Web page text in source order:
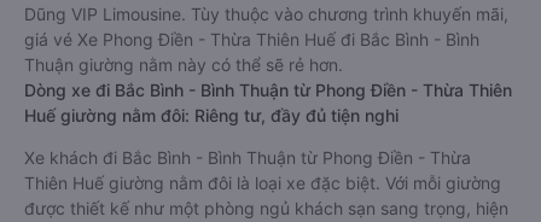
Dũng VIP Limousine. Tùy thuộc vào chương trình khuyến mãi,
giá vé Xe Phong Điền - Thừa Thiên Huế đi Bắc Bình - Bình
Thuận giường nằm này có thể sẽ rẻ hơn.
Dòng xe đi Bắc Bình - Bình Thuận từ Phong Điền - Thừa Thiên
Huế giường nằm đôi: Riêng tư, đầy đủ tiện nghi
Xe khách đi Bắc Bình - Bình Thuận từ Phong Điền - Thừa
Thiên Huế giường nằm đôi là loại xe đặc biệt. Với mỗi giường
được thiết kế như một phòng ngủ khách sạn sang trọng, hiện